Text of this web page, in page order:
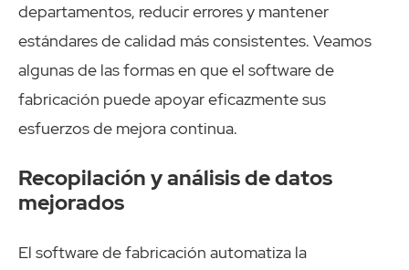
departamentos, reducir errores y mantener
estándares de calidad más consistentes. Veamos
algunas de las formas en que el software de
fabricación puede apoyar eficazmente sus
esfuerzos de mejora continua.
Recopilación y análisis de datos
mejorados
El software de fabricación automatiza la